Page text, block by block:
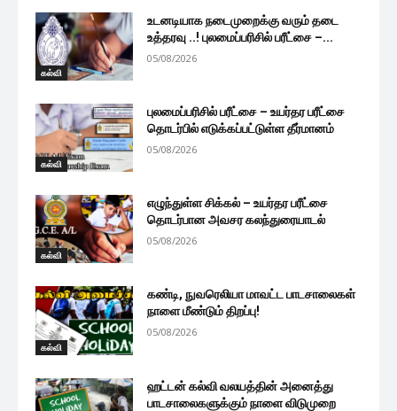
கல்வி
உடனடியாக நடைமுறைக்கு வரும் தடை
உத்தரவு ..! புலமைப்பரிசில் பரீட்சை –...
05/08/2026
கல்வி
புலமைப்பரிசில் பரீட்சை – உயர்தர பரீட்சை
தொடர்பில் எடுக்கப்பட்டுள்ள தீர்மானம்
05/08/2026
கல்வி
எழுந்துள்ள சிக்கல் – உயர்தர பரீட்சை
தொடர்பான அவசர கலந்துரையாடல்
05/08/2026
கல்வி
கண்டி, நுவரெலியா மாவட்ட பாடசாலைகள்
நாளை மீண்டும் திறப்பு!
05/08/2026
ஹட்டன் கல்வி வலயத்தின் அனைத்து
பாடசாலைகளுக்கும் நாளை விடுமுறை